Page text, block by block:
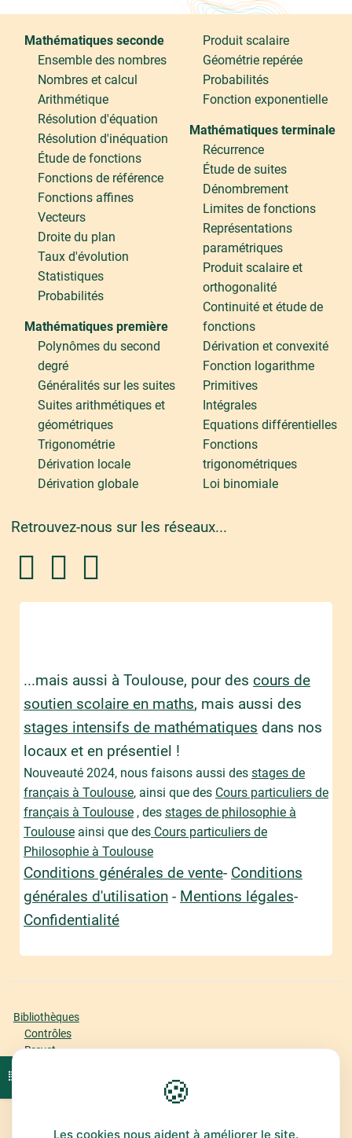
Ouvrir l'index du cours
Mathématiques seconde
Ensemble des nombres
Nombres et calcul
Arithmétique
Résolution d'équation
Résolution d'inéquation
Étude de fonctions
Fonctions de référence
Fonctions affines
Vecteurs
Droite du plan
Taux d'évolution
Statistiques
Probabilités
Mathématiques première
Polynômes du second
degré
Généralités sur les suites
Suites arithmétiques et
géométriques
Trigonométrie
Dérivation locale
Dérivation globale
Produit scalaire
Géométrie repérée
Probabilités
Fonction exponentielle
Mathématiques terminale
Récurrence
Étude de suites
Dénombrement
Limites de fonctions
Représentations
paramétriques
Produit scalaire et
orthogonalité
Continuité et étude de
fonctions
Dérivation et convexité
Fonction logarithme
Primitives
Intégrales
Equations différentielles
Fonctions
trigonométriques
Loi binomiale
Retrouvez-nous sur les réseaux...
...mais aussi à Toulouse, pour des cours de
soutien scolaire en maths, mais aussi des
stages intensifs de mathématiques dans nos
locaux et en présentiel !
Nouveauté 2024, nous faisons aussi des stages de
français à Toulouse, ainsi que des Cours particuliers de
français à Toulouse, des stages de philosophie à
Toulouseainsi que desCours particuliers de
Philosophie à Toulouse
Conditions générales de vente- Conditions
générales d'utilisation- Mentions légales-
Confidentialité
Bibliothèques
Contrôles
Brevet
Classement
🍪
Les cookies nous aident à améliorer le site.